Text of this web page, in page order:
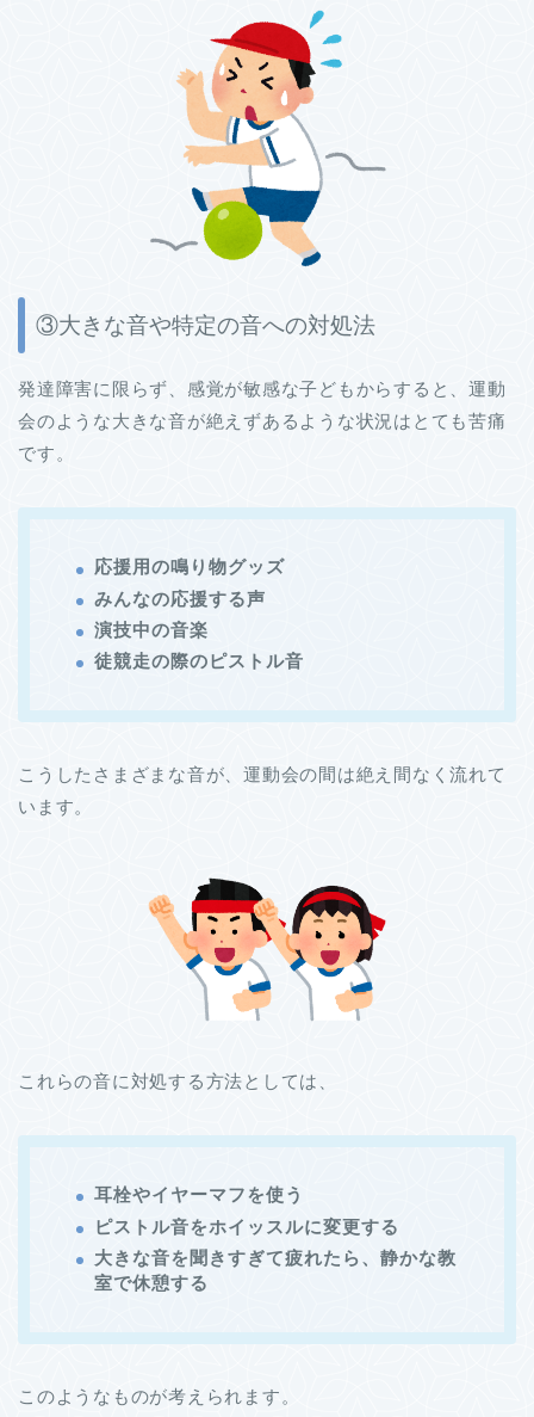
③大きな音や特定の音への対処法
発達障害に限らず、感覚が敏感な子どもからすると、運動
会のような大きな音が絶えずあるような状況はとても苦痛
です。
応援用の鳴り物グッズ
みんなの応援する声
演技中の音楽
徒競走の際のピストル音
こうしたさまざまな音が、運動会の間は絶え間なく流れて
います。
これらの音に対処する方法としては、
耳栓やイヤーマフを使う
ピストル音をホイッスルに変更する
大きな音を聞きすぎて疲れたら、静かな教
室で休憩する
このようなものが考えられます。